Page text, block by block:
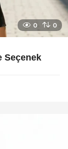
0 0
Seçenek